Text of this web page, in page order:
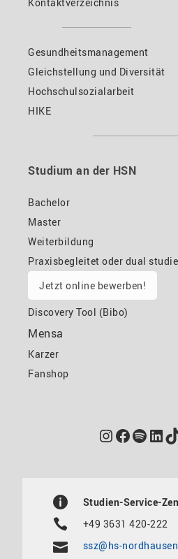
Gesundheitsmanagement
Gleichstellung und Diversität
Hochschulsozialarbeit
HIKE
Studium an der HSN
Bachelor
Master
Weiterbildung
Praxisbegleitet oder dual
Jetzt online bewerben!
Discovery Tool (Bibo)
Mensa
Karzer
Fanshop
Instagram
Studien-Service-
+49 3631 420-222
ssz@hs-